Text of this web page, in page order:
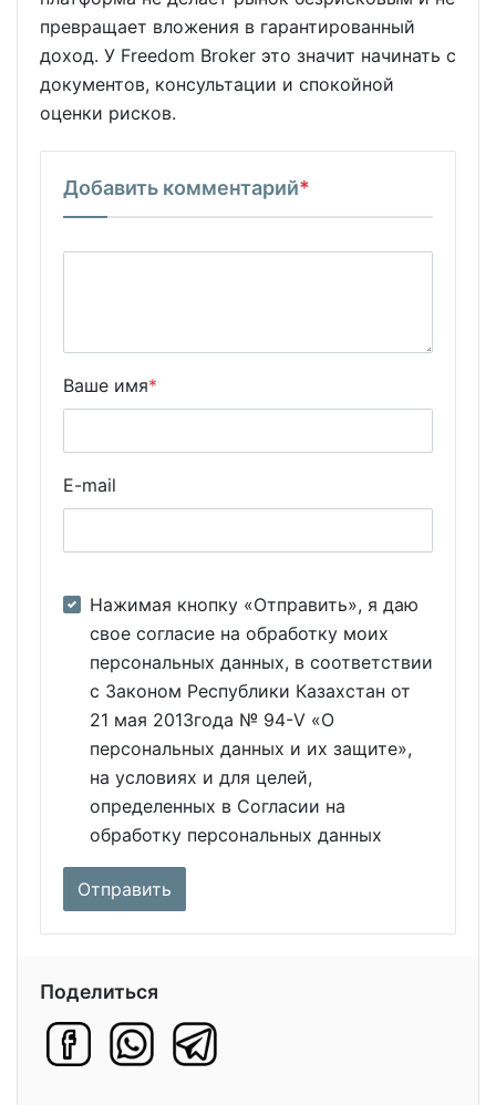
превращает вложения в гарантированный
доход. У Freedom Broker это значит начинать с
документов, консультации и спокойной
оценки рисков.
Добавить комментарий*
Ваше имя*
E-mail
Нажимая кнопку «Отправить», я даю
свое согласие на обработку моих
персональных данных, в соответствии
с Законом Республики Казахстан от
21 мая 2013года № 94-V «О
персональных данных и их защите»,
на условиях и для целей,
определенных в Согласии на
обработку персональных данных
Поделиться